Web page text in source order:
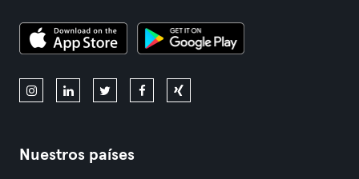
Nuestros países